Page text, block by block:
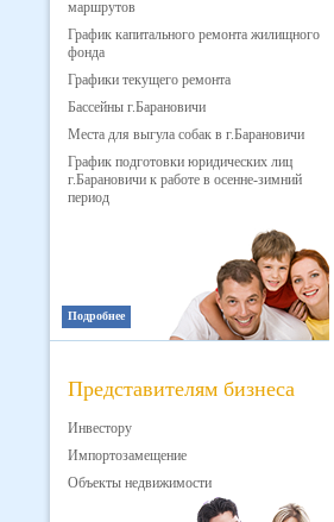
маршрутов
График капитального ремонта жилищного
фонда
Графики текущего ремонта
Бассейны г.Барановичи
Места для выгула собак в г.Барановичи
График подготовки юридических лиц
г.Барановичи к работе в осенне-зимний
период
Подробнее
Представителям бизнеса
Инвестору
Импортозамещение
Объекты недвижимости